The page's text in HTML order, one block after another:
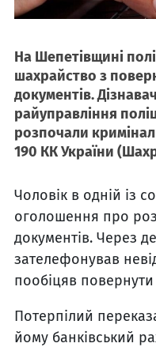
На Шепетівщині
шахрайство з
документів.
райуправління
розпочали
190 КК України
Чоловік в одній із
оголошення про
документів. Через
зателефонував
пообіцяв
Потерпілий
йому банківський